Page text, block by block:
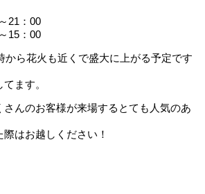
21：00
15：00
から花火も近くで盛大に上がる予定です
ます。
さんのお客様が来場するとても人気のあ
はお越しください！